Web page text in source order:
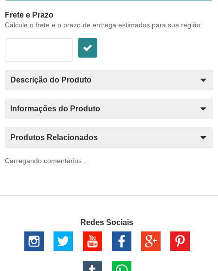
Frete e Prazo
Calcule o frete e o prazo de entrega estimados para sua região:
Descrição do Produto
Informações do Produto
Produtos Relacionados
Carregando comentários ...
Redes Sociais